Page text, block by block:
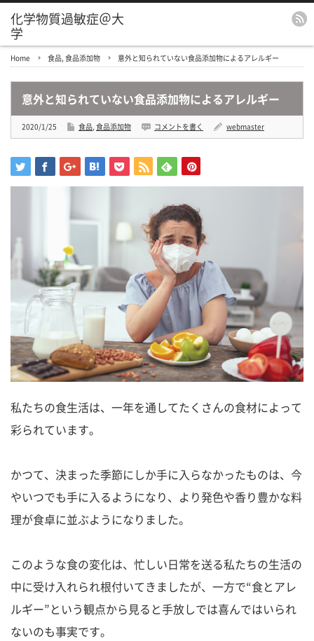
化学物質過敏症＠大
学
Home 食品, 食品添加物 意外と知られていない食品添加物によるアレルギー
意外と知られていない食品添加物によるアレルギー
2020/1/25 食品, 食品添加物 コメントを書く webmaster
私たちの食生活は、一年を通してたくさんの食材によって
彩られています。
かつて、決まった季節にしか手に入らなかったものは、今
やいつでも手に入るようになり、より発色や香り豊かな料
理が食卓に並ぶようになりました。
このような食の変化は、忙しい日常を送る私たちの生活の
中に受け入れられ根付いてきましたが、一方で“食とアレ
ルギー”という観点から見ると手放しでは喜んではいられ
ないのも事実です。